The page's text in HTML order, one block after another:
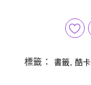
標籤： 書籤, 酷卡